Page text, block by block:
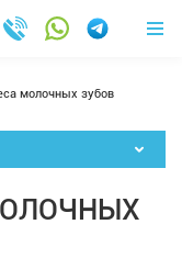
молочных зубов